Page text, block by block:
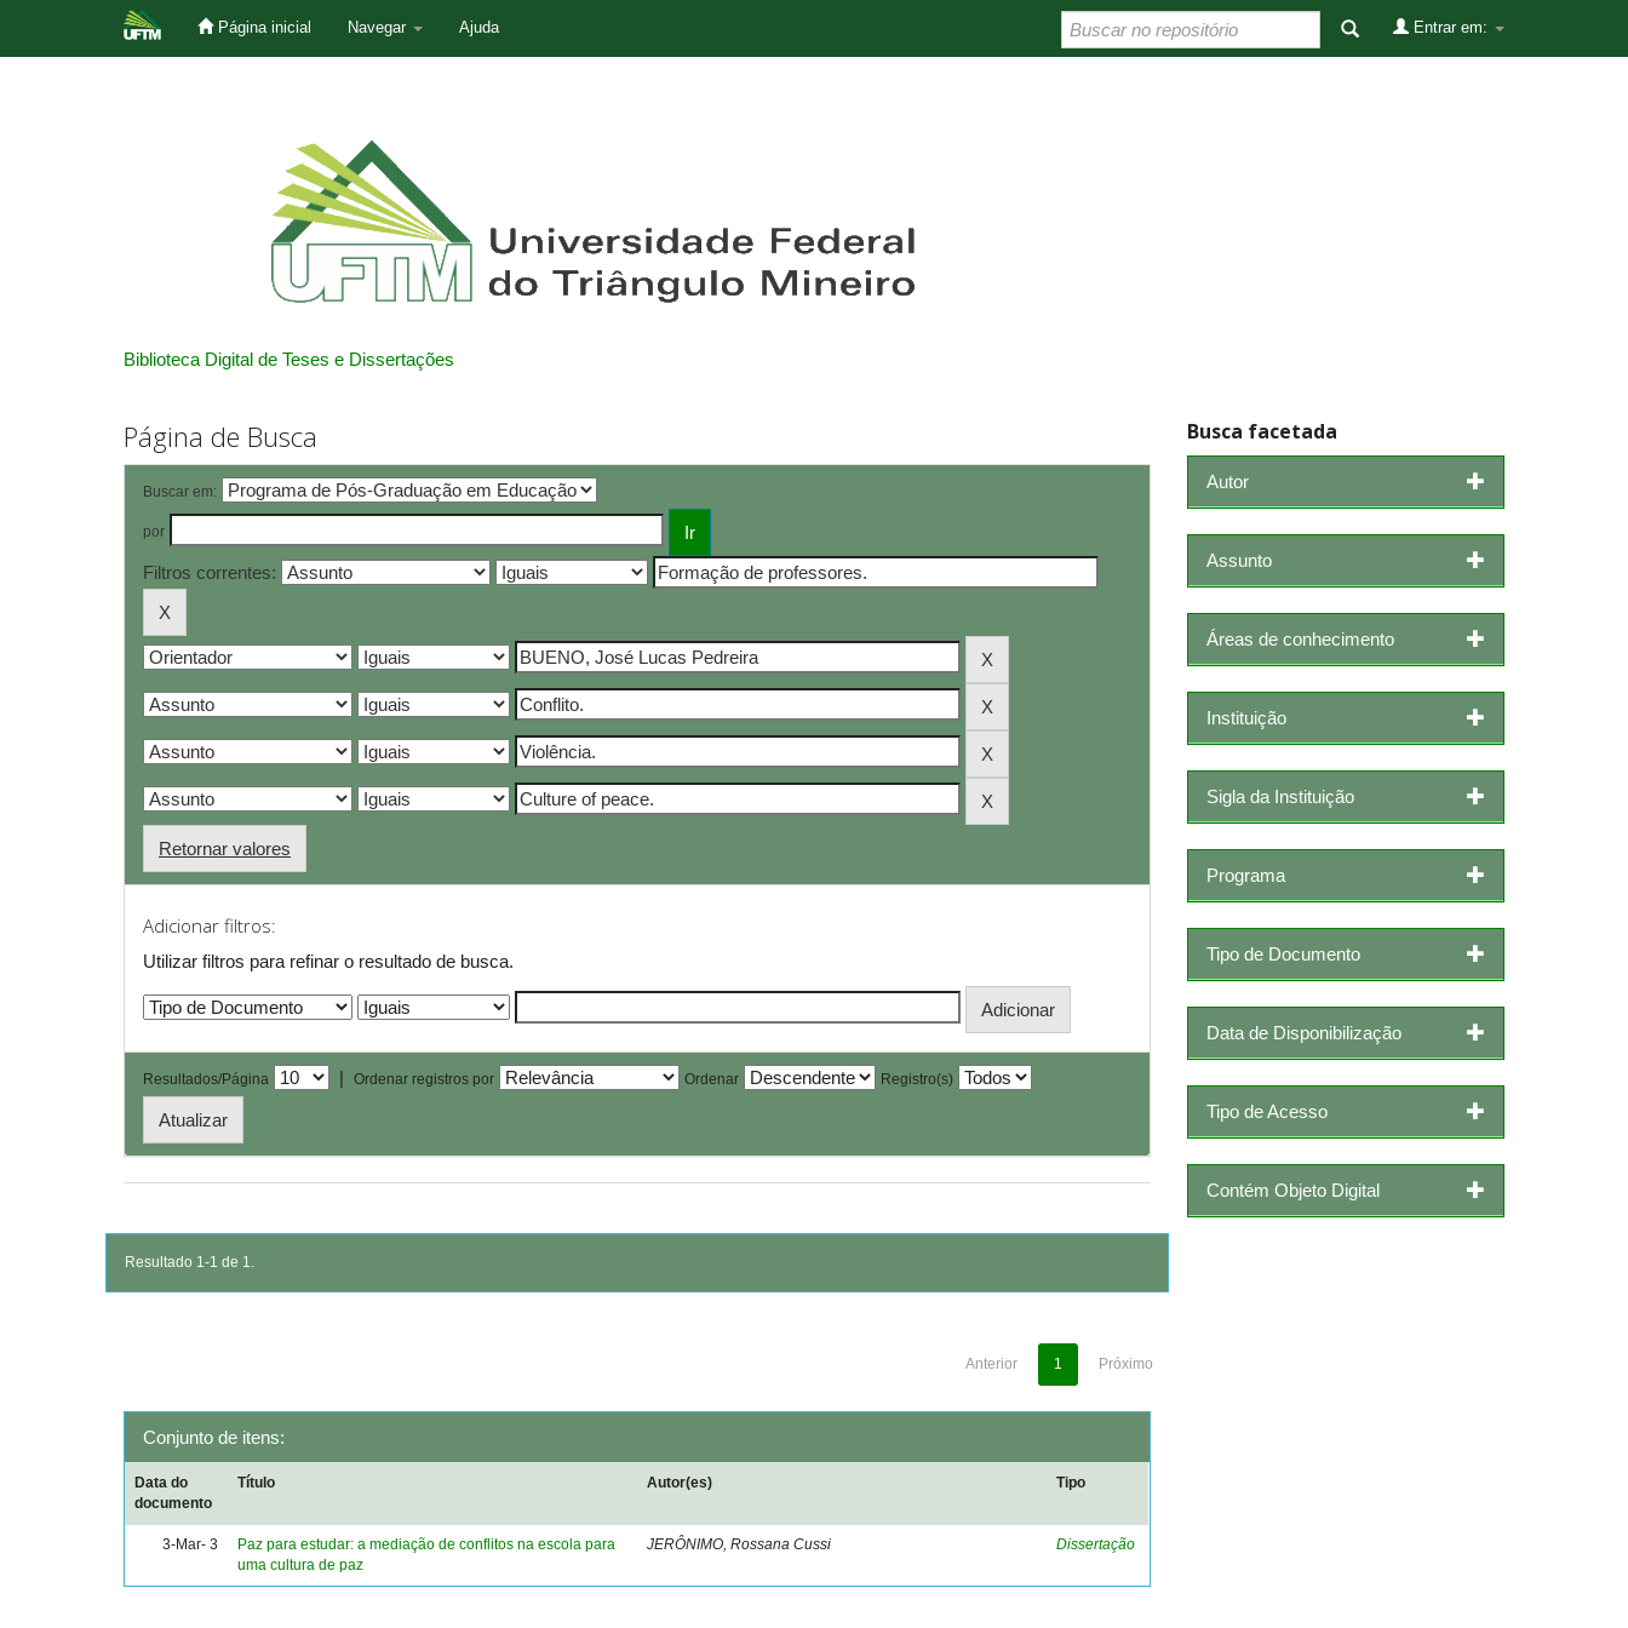
Página inicial Navegar Ajuda Entrar em:
Biblioteca Digital de Teses e Dissertações
Página de Busca
Buscar em:
por
Filtros correntes:
Retornar valores
Adicionar filtros:
Utilizar filtros para refinar o resultado de busca.
Resultados/Página | Ordenar registros por Ordenar Registro(s)
Resultado 1-1 de 1.
Anterior 1 Próximo
Conjunto de itens:
Data do
documento
Título Autor(es) Tipo
3-Mar- 3
Paz para estudar: a mediação de conflitos na escola para
uma cultura de paz
JERÔNIMO, Rossana Cussi Dissertação
Busca facetada
Autor
Assunto
Áreas de conhecimento
Instituição
Sigla da Instituição
Programa
Tipo de Documento
Data de Disponibilização
Tipo de Acesso
Contém Objeto Digital